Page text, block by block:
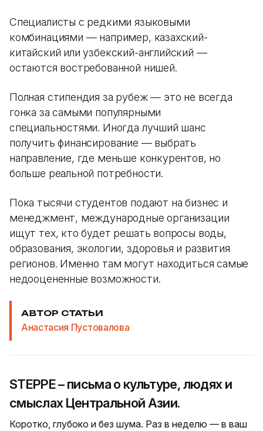
Специалисты с редкими языковыми
комбинациями — например, казахский-
китайский или узбекский-английский —
остаются востребованной нишей.
Полная стипендия за рубеж — это не всегда
гонка за самыми популярными
специальностями. Иногда лучший шанс
получить финансирование — выбрать
направление, где меньше конкурентов, но
больше реальной потребности.
Пока тысячи студентов подают на бизнес и
менеджмент, международные организации
ищут тех, кто будет решать вопросы воды,
образования, экологии, здоровья и развития
регионов. Именно там могут находиться самые
недооцененные возможности.
АВТОР СТАТЬИ
Анастасия Пустовалова
STEPPE – письма о культуре, людях и
смыслах Центральной Азии.
Коротко, глубоко и без шума. Раз в неделю — в ваш